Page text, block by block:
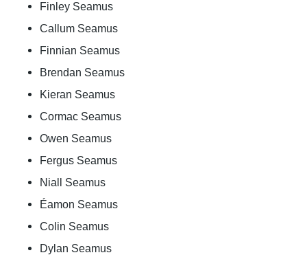
Finley Seamus
Callum Seamus
Finnian Seamus
Brendan Seamus
Kieran Seamus
Cormac Seamus
Owen Seamus
Fergus Seamus
Niall Seamus
Éamon Seamus
Colin Seamus
Dylan Seamus